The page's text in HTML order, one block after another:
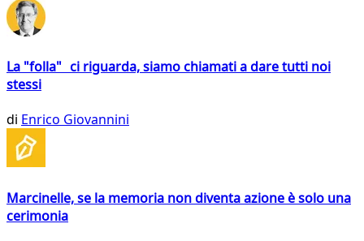
La "folla" ci riguarda, siamo chiamati a dare tutti noi
stessi
di Enrico Giovannini
Marcinelle, se la memoria non diventa azione è solo una
cerimonia